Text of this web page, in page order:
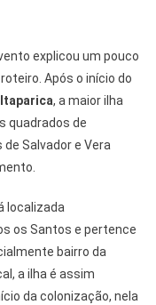
explicou um pouco
Após o início do
Itaparica, a maior ilha
quadrados de
Salvador e Vera
localizada
os Santos e pertence
bairro da
a ilha é assim
da colonização, nela